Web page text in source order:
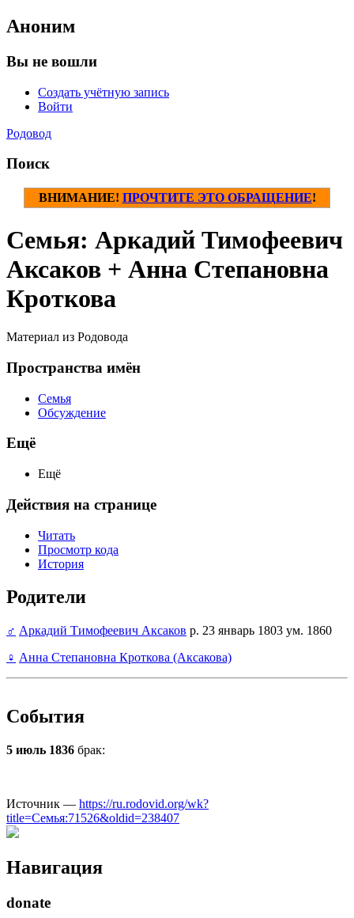
Аноним
Вы не вошли
Создать учётную запись
Войти
Родовод
Поиск
ВНИМАНИЕ! ПРОЧТИТЕ ЭТО ОБРАЩЕНИЕ!
Семья: Аркадий Тимофеевич
Аксаков + Анна Степановна
Кроткова
Материал из Родовода
Пространства имён
Семья
Обсуждение
Ещё
Ещё
Действия на странице
Читать
Просмотр кода
История
Родители
♂ Аркадий Тимофеевич Аксаков р. 23 январь 1803 ум. 1860
♀ Анна Степановна Кроткова (Аксакова)
События
5 июль 1836 брак:
Источник — https://ru.rodovid.org/wk?
title=Семья:71526&oldid=238407
Навигация
donate